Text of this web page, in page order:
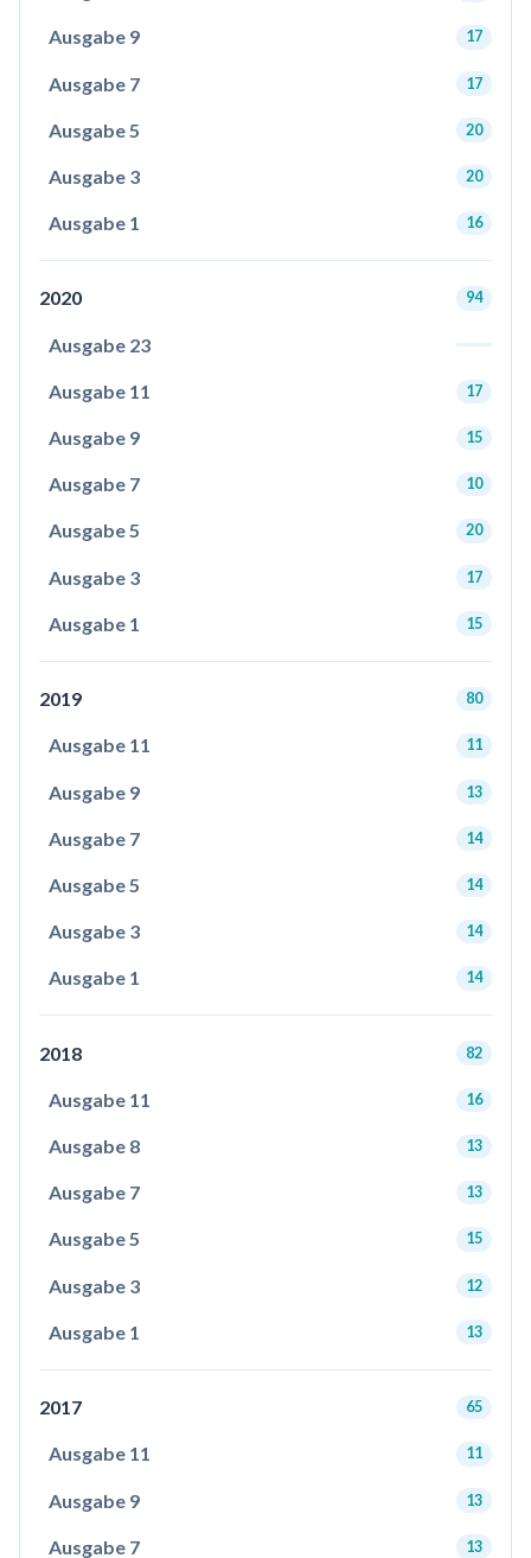
Ausgabe 9 17
Ausgabe 7 17
Ausgabe 5 20
Ausgabe 3 20
Ausgabe 1 16
2020 94
Ausgabe 23
Ausgabe 11 17
Ausgabe 9 15
Ausgabe 7 10
Ausgabe 5 20
Ausgabe 3 17
Ausgabe 1 15
2019 80
Ausgabe 11 11
Ausgabe 9 13
Ausgabe 7 14
Ausgabe 5 14
Ausgabe 3 14
Ausgabe 1 14
2018 82
Ausgabe 11 16
Ausgabe 8 13
Ausgabe 7 13
Ausgabe 5 15
Ausgabe 3 12
Ausgabe 1 13
2017 65
Ausgabe 11 11
Ausgabe 9 13
Ausgabe 7 13